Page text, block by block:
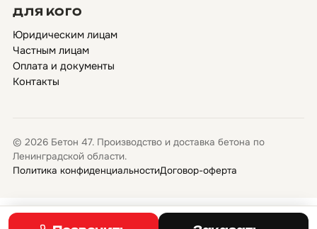
ДЛЯ КОГО
Юридическим лицам
Частным лицам
Оплата и документы
Контакты
© 2026 Бетон 47. Производство и доставка бетона по
Ленинградской области.
Политика конфиденциальностиДоговор-оферта